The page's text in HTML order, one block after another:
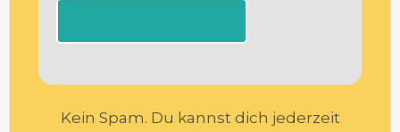
Kein Spam. Du kannst dich jederzeit